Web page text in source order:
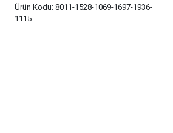
Ürün Kodu: 8011-1528-1069-1697-1936-
1115